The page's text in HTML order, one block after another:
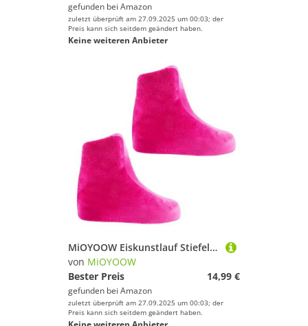
gefunden bei Amazon
zuletzt überprüft am 27.09.2025 um 00:03; der
Preis kann sich seitdem geändert haben.
Keine weiteren Anbieter
MiOYOOW Eiskunstlauf Stiefelabdeckungen, Schlittschuh-Stiefelabdeckungen Elastic Velvet Ice Skate-Stiefelabdeckungen Schuhschutz für EIS- / Rollensportarten
von MiOYOOW
Bester Preis
14,99 €
gefunden bei Amazon
zuletzt überprüft am 27.09.2025 um 00:03; der
Preis kann sich seitdem geändert haben.